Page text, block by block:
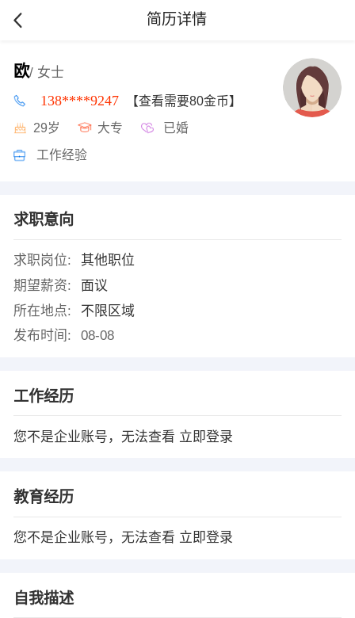
简历详情
欧/ 女士
138****9247 【查看需要80金币】
29岁 大专 已婚
工作经验
求职意向
求职岗位:
其他职位
期望薪资:
面议
所在地点:
不限区域
发布时间:
08-08
工作经历
您不是企业账号，无法查看 立即登录
教育经历
您不是企业账号，无法查看 立即登录
自我描述